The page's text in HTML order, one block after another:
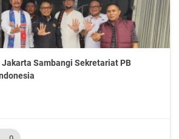
Sambangi Sekretariat PB